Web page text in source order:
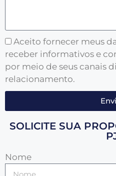
Aceito fornecer meus
receber informativos e
por meio de seus canais
relacionamento.
SOLICITE SUA
Nome